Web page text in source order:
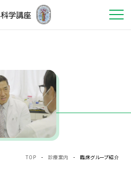
TOP - 診療案内 - 臨床グループ紹介